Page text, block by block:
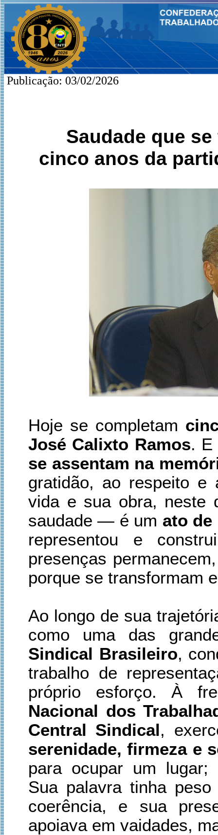
Publicação: 03/02/2026
Saudade que
cinco anos da
Hoje se completam
José Calixto Ramos. E
se assentam na
gratidão, ao respeito e
vida e sua obra, neste
saudade — é um ato de
representou e
presenças
porque se transformam
Ao longo de sua
como uma das
Sindical Brasileiro,
trabalho de
próprio esforço. À
Nacional dos
Central Sindical,
serenidade, firmeza e
para ocupar um
Sua palavra tinha
coerência, e sua
apoiava em vaidades,